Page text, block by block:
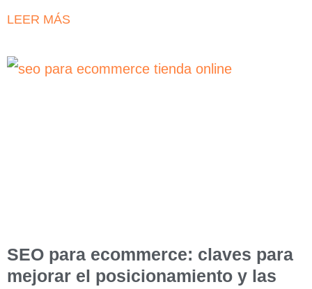
LEER MÁS
SEO para ecommerce: claves para
mejorar el posicionamiento y las